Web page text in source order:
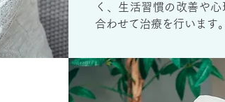
く、生活習慣の改善や
合わせて治療を行います